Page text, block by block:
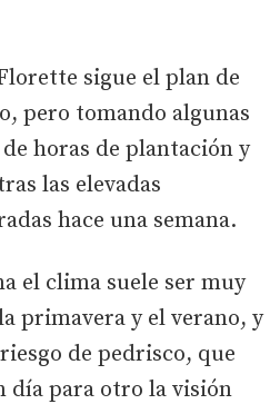
sigue el plan de
pero tomando algunas
horas de plantación y
las elevadas
hace una semana.
el clima suele ser muy
primavera y el verano, y
de pedrisco, que
día para otro la visión